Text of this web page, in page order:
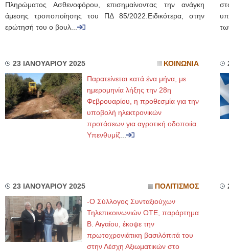
Πληρώματος Ασθενοφόρου, επισημαίνοντας την ανάγκη
άμεσης τροποποίησης του ΠΔ 85/2022.Ειδικότερα, στην
ερώτησή του ο βουλ...
23 ΙΑΝΟΥΑΡΙΟΥ 2025 ΚΟΙΝΩΝΙΑ
Παρατείνεται κατά ένα μήνα, με
ημερομηνία λήξης την 28η
Φεβρουαρίου, η προθεσμία για την
υποβολή ηλεκτρονικών
προτάσεων για αγροτική οδοποιία.
Υπενθυμίζ
23 ΙΑΝΟΥΑΡΙΟΥ 2025 ΠΟΛΙΤΙΣΜΟΣ
-Ο Σύλλογος Συνταξιούχων
Τηλεπικοινωνιών ΟΤΕ, παράρτημα
Β. Αιγαίου, έκοψε την
πρωτοχρονιάτικη βασιλόπιτά του
στην Λέσχη Αξιωματικών στο